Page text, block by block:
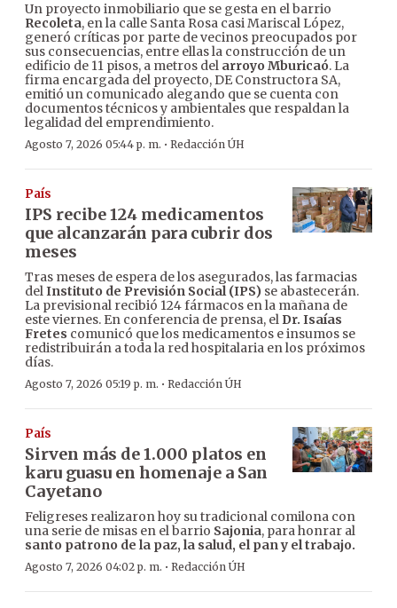
Un proyecto inmobiliario que se gesta en el barrio
Recoleta, en la calle Santa Rosa casi Mariscal López,
generó críticas por parte de vecinos preocupados por
sus consecuencias, entre ellas la construcción de un
edificio de 11 pisos, a metros del arroyo Mburicaó. La
firma encargada del proyecto, DE Constructora SA,
emitió un comunicado alegando que se cuenta con
documentos técnicos y ambientales que respaldan la
legalidad del emprendimiento.
Agosto 7, 2026 05:44 p. m. · Redacción ÚH
País
IPS recibe 124 medicamentos
que alcanzarán para cubrir dos
meses
Tras meses de espera de los asegurados, las farmacias
delInstituto de Previsión Social (IPS) se abastecerán.
La previsional recibió 124 fármacos en la mañana de
este viernes. En conferencia de prensa, el Dr. Isaías
Fretes comunicó que los medicamentos e insumos se
redistribuirán a toda la red hospitalaria en los próximos
días.
Agosto 7, 2026 05:19 p. m. · Redacción ÚH
País
Sirven más de 1.000 platos en
karu guasu en homenaje a San
Cayetano
Feligreses realizaron hoy su tradicional comilona con
una serie de misas en el barrio Sajonia, para honrar al
santo patrono de la paz, la salud, el pan y el trabajo.
Agosto 7, 2026 04:02 p. m. · Redacción ÚH